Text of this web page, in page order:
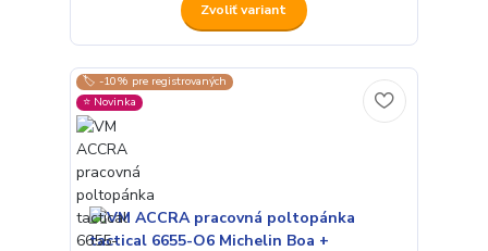
Zvoliť variant
🏷️ -10% pre registrovaných
⭐️ Novinka